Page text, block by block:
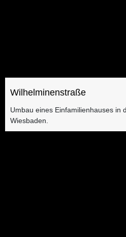
Wilhelminenstraße
Umbau eines Einfamilienhauses​ in
Wiesbaden.